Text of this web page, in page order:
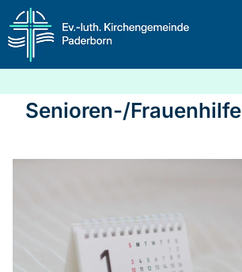
Senioren-/Frauenhilfe